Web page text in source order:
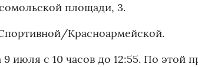
площади, 3.
Красноармейской.
июля с 10 часов до 12:55. По этой